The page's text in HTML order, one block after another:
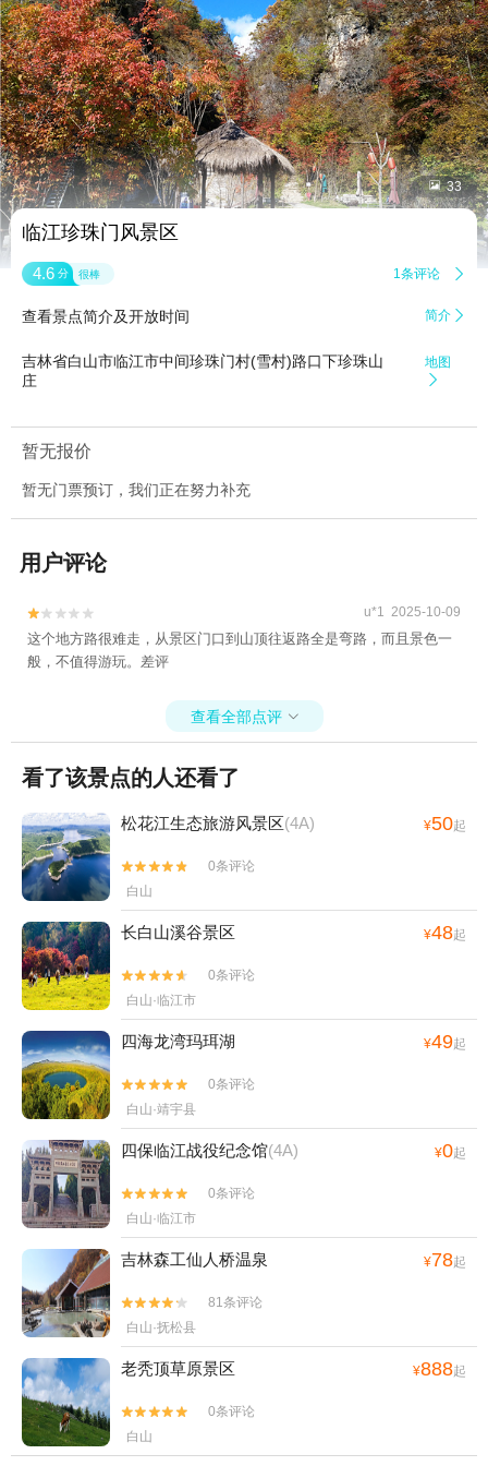
 33
临江珍珠门风景区
4.6 分 很棒 1条评论 
查看景点简介及开放时间 简介 
吉林省白山市临江市中间珍珠门村(雪村)路口下珍珠山
庄
地图

暂无报价
暂无门票预订，我们正在努力补充
用户评论

 u*1 2025-10-09
这个地方路很难走，从景区门口到山顶往返路全是弯路，而且景色一
般，不值得游玩。差评
查看全部点评 
看了该景点的人还看了
松花江生态旅游风景区(4A) ¥50起


0条评论
白山
长白山溪谷景区 ¥48起


0条评论
白山·临江市
四海龙湾玛珥湖 ¥49起


0条评论
白山·靖宇县
四保临江战役纪念馆(4A) ¥0起


0条评论
白山·临江市
吉林森工仙人桥温泉 ¥78起


81条评论
白山·抚松县
老秃顶草原景区 ¥888起


0条评论
白山
